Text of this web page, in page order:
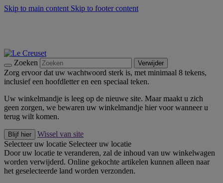
Skip to main content Skip to footer content
Zoeken Verwijder
Zorg ervoor dat uw wachtwoord sterk is, met minimaal 8 tekens,
inclusief een hoofdletter en een speciaal teken.
Uw winkelmandje is leeg op de nieuwe site. Maar maakt u zich
geen zorgen, we bewaren uw winkelmandje hier voor wanneer u
terug wilt komen.
Blijf hier
Wissel van site
Selecteer uw locatie Selecteer uw locatie
Door uw locatie te veranderen, zal de inhoud van uw winkelwagen
worden verwijderd. Online gekochte artikelen kunnen alleen naar
het geselecteerde land worden verzonden.